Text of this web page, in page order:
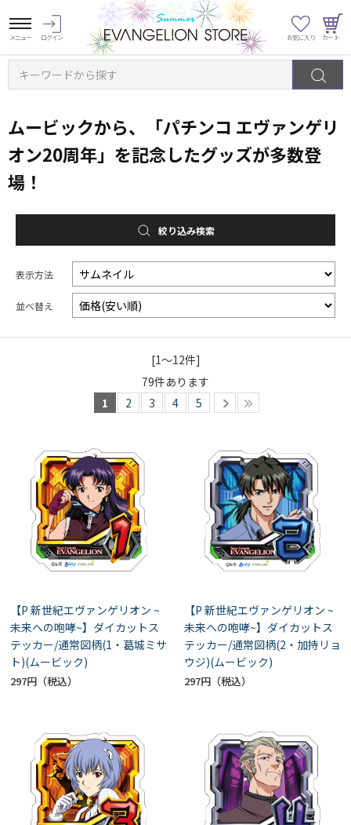
キーワードから探す
ムービックから、「パチンコ エヴァンゲリ
オン20周年」を記念したグッズが多数登
場！
絞り込み検索
表示方法
並べ替え
[1～12件]
79件あります
1
2 3 4 5
【P 新世紀エヴァンゲリオン ~
未来への咆哮~】ダイカットス
テッカー/通常図柄(1・葛城ミサ
ト)(ムービック)
297円
【P 新世紀エヴァンゲリオン ~
未来への咆哮~】ダイカットス
テッカー/通常図柄(2・加持リョ
ウジ)(ムービック)
297円